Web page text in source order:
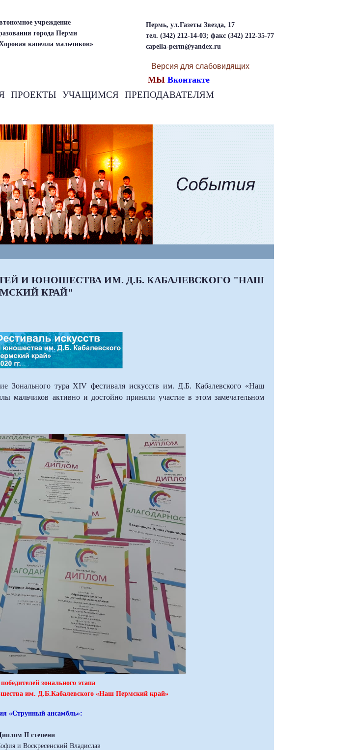
Пермь, ул.Газеты Звезда, 17
тел. (342) 212-14-03; факс (342) 212-35-77
capella-perm@yandex.ru
Версия для слабовидящих
МЫ Вконтакте
учреждение
города Перми
капелла мальчиков»
ПРОЕКТЫ УЧАЩИМСЯ
ПРЕПОДАВАТЕЛЯМ
И ЮНОШЕСТВА ИМ. Д.Б. КАБАЛЕВСКОГО "НАШ
КРАЙ"
Зонального тура ХIV фестиваля искусств им. Д.Б. Кабалевского «Наш
мальчиков активно и достойно приняли участие в этом замечательном
зонального этапа
им. Д.Б.Кабалевского «Наш Пермский край»
«Струнный ансамбль»:
II степени
и Воскресенский Владислав